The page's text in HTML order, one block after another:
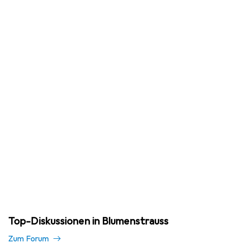
Top-Diskussionen in Blumenstrauss
Zum Forum